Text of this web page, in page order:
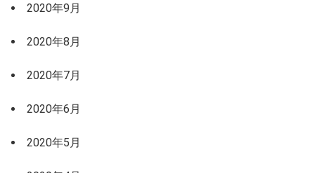
2020年9月
2020年8月
2020年7月
2020年6月
2020年5月